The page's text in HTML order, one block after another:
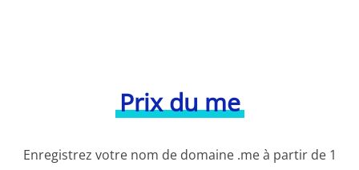
Prix du me
Enregistrez votre nom de domaine .me à partir de 1